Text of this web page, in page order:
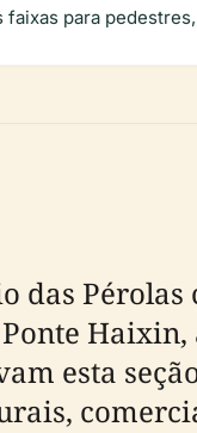
para
das
Haixin,
esta